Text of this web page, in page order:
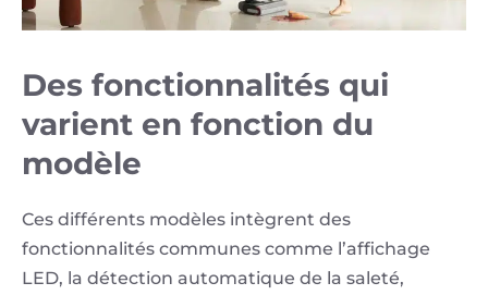
Des fonctionnalités qui
varient en fonction du
modèle
Ces différents modèles intègrent des
fonctionnalités communes comme l’affichage
LED, la détection automatique de la saleté,